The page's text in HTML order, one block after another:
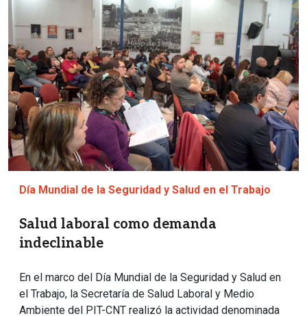
Día Mundial de la Seguridad y Salud en el Trabajo
Salud laboral como demanda
indeclinable
En el marco del Día Mundial de la Seguridad y Salud en
el Trabajo, la Secretaría de Salud Laboral y Medio
Ambiente del PIT-CNT realizó la actividad denominada